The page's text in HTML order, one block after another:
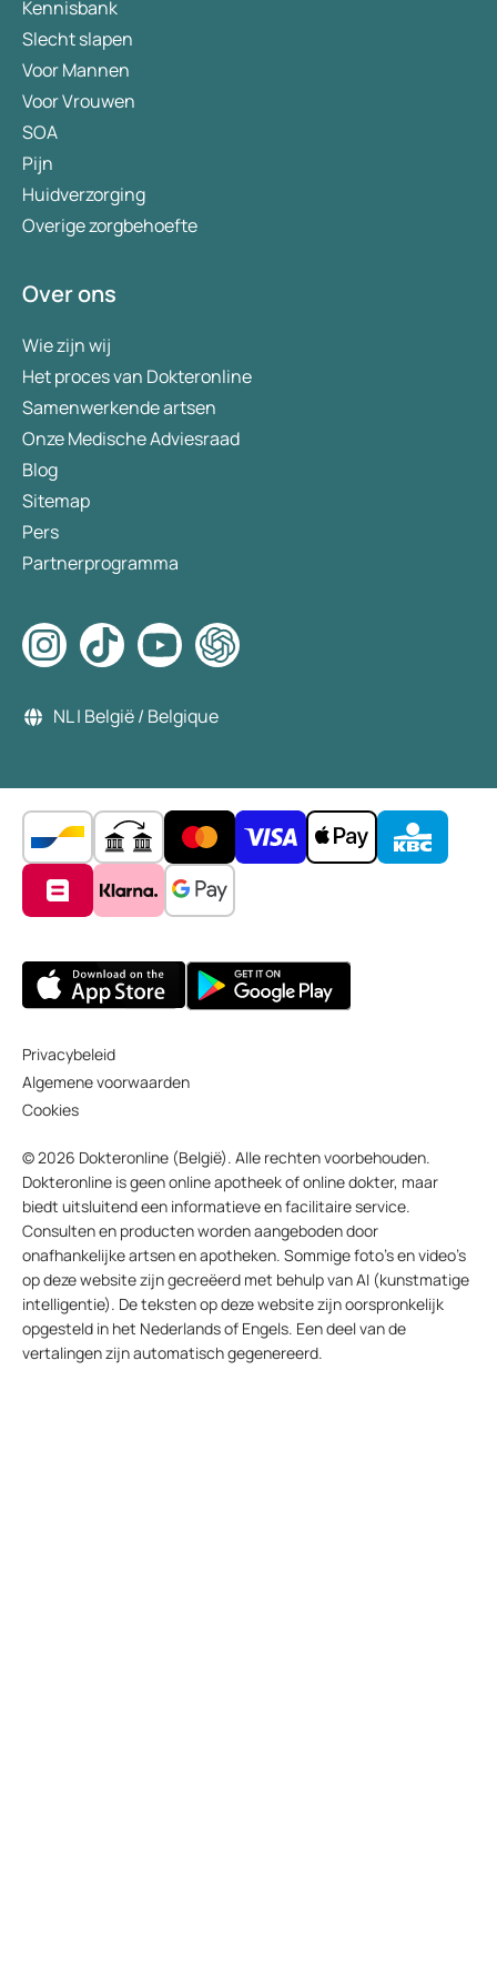
Kennisbank
Slecht slapen
Voor Mannen
Voor Vrouwen
SOA
Pijn
Huidverzorging
Overige zorgbehoefte
Over ons
Wie zijn wij
Het proces van Dokteronline
Samenwerkende artsen
Onze Medische Adviesraad
Blog
Sitemap
Pers
Partnerprogramma
NL | België / Belgique
Privacybeleid
Algemene voorwaarden
Cookies
© 2026 Dokteronline (België). Alle rechten voorbehouden.
Dokteronline is geen online apotheek of online dokter, maar
biedt uitsluitend een informatieve en facilitaire service.
Consulten en producten worden aangeboden door
onafhankelijke artsen en apotheken. Sommige foto’s en video’s
op deze website zijn gecreëerd met behulp van AI (kunstmatige
intelligentie). De teksten op deze website zijn oorspronkelijk
opgesteld in het Nederlands of Engels. Een deel van de
vertalingen zijn automatisch gegenereerd.